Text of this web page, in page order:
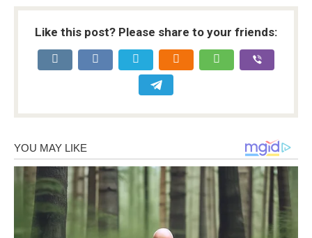
Like this post? Please share to your friends: